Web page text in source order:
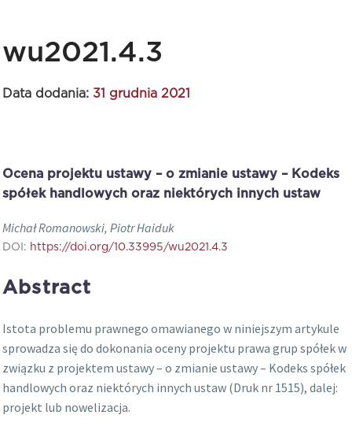
wu2021.4.3
Data dodania: 31 grudnia 2021
Ocena projektu ustawy – o zmianie ustawy – Kodeks
spółek handlowych oraz niektórych innych ustaw
Michał Romanowski, Piotr Haiduk
DOI: https://doi.org/10.33995/wu2021.4.3
Abstract
Istota problemu prawnego omawianego w niniejszym artykule
sprowadza się do dokonania oceny projektu prawa grup spółek w
związku z projektem ustawy – o zmianie ustawy – Kodeks spółek
handlowych oraz niektórych innych ustaw (Druk nr 1515), dalej:
projekt lub nowelizacja.